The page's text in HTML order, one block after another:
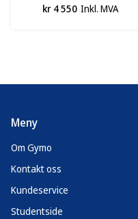
kr 4 550 Inkl. MVA
Meny
Om Gymo
Kontakt oss
Kundeservice
Studentside